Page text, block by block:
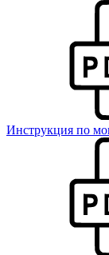
Инструкция по